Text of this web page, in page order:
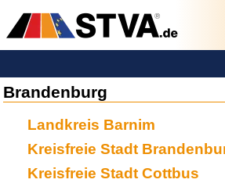
Brandenburg
Landkreis Barnim
Kreisfreie Stadt
Kreisfreie Stadt Cottbus